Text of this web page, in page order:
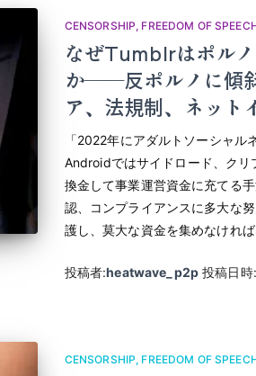
CENSORSHIP FREEDOM OF
なぜTumblrはポル
か――反ポルノに傾
ア、法規制、ネット
「2022年にアダルトソーシャル
Androidではサイドロード、クリ
換金して事業運営資金に充てる
認、コンプライアンスに多大な
護し、莫大な資金を集めなければ
投稿者:heatwave_p2p 投稿日時:
CENSORSHIP FREEDOM OF